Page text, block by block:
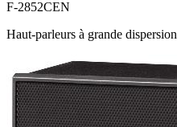
F-2852CEN
Haut-parleurs à grande dispersion